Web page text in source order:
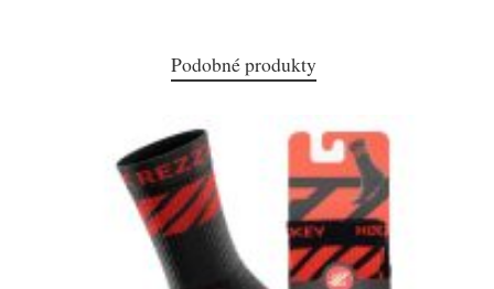
Podobné produkty